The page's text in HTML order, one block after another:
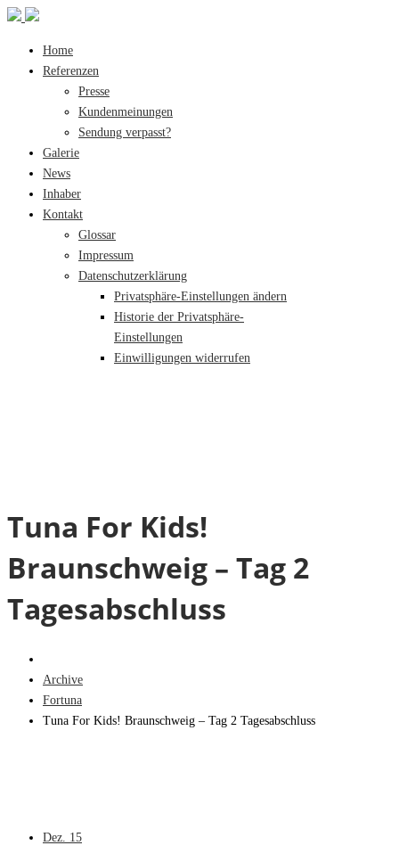
Home
Referenzen
Presse
Kundenmeinungen
Sendung verpasst?
Galerie
News
Inhaber
Kontakt
Glossar
Impressum
Datenschutzerklärung
Privatsphäre-Einstellungen ändern
Historie der Privatsphäre-
Einstellungen
Einwilligungen widerrufen
Tuna For Kids!
Braunschweig – Tag 2
Tagesabschluss
Archive
Fortuna
Tuna For Kids! Braunschweig – Tag 2 Tagesabschluss
Dez. 15